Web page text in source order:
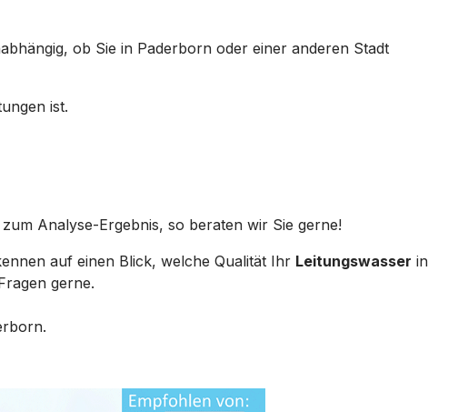
ob Sie in Paderborn oder einer anderen Stadt
ist.
Analyse-Ergebnis, so beraten wir Sie gerne!
auf einen Blick, welche Qualität Ihr Leitungswasser in
gerne.